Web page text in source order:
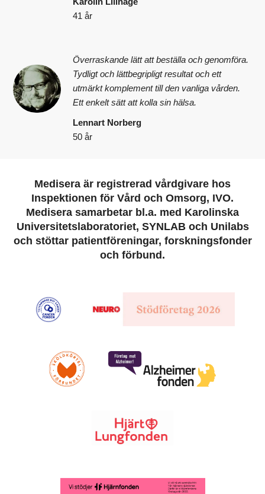
41 år
Överraskande lätt att beställa och genomföra.
Tydligt och lättbegripligt resultat och ett
utmärkt komplement till den vanliga vården.
Ett enkelt sätt att kolla sin hälsa.
Lennart Norberg
50 år
Medisera är registrerad vårdgivare hos
Inspektionen för Vård och Omsorg, IVO.
Medisera samarbetar bl.a. med Karolinska
Universitetslaboratoriet, SYNLAB och Unilabs
och stöttar patientföreningar, forskningsfonder
och förbund.